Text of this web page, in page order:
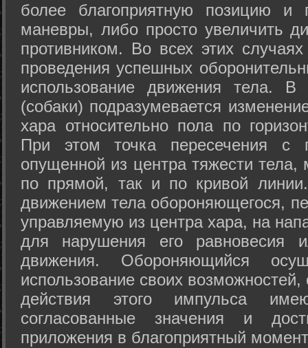
более благоприятную позицию и
маневры, либо просто увеличить
противником. Во всех этих
проведения успешных
использование движения тела.
(собаки) подразумевается
хара относительно пола по
При этом точка пересечения с
опущенной из центра тяжести
по прямой, так и по кривой
движением тела обороняющегося,
управляемую из центра хара, на
для нарушения его равновесия
движения. Обороняющийся
использование своих
действия этого импульса
согласованные значения и
приложения в благоприятный